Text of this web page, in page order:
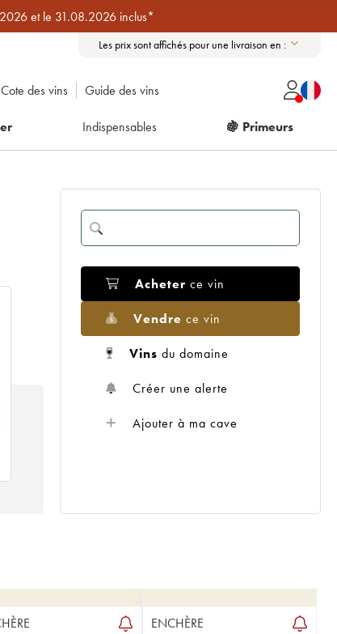
et le 31.08.2026 inclus*
Les prix sont affichés pour une livraison en :
Cote des vins Guide des vins
Indispensables 🍇 Primeurs
Acheter ce vin
Vendre ce vin
Vins du domaine
Créer une alerte
Ajouter à ma cave
ENCHÈRE